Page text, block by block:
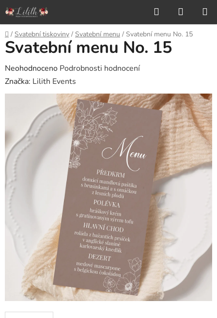
Přejít
na
obsah
Hledat
KOŠÍK
Domů
/ Svatební tiskoviny / Svatební menu / Svatební menu No. 15
Svatební menu No. 15
Průměrné
hodnocení
produktu
z
5
hvězdiček.
Neohodnoceno Podrobnosti hodnocení
Značka: Lilith Events